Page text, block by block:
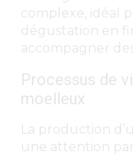
complexe, idéal
dégustation en
accompagner
Processus de
moelleux
La production
une attention